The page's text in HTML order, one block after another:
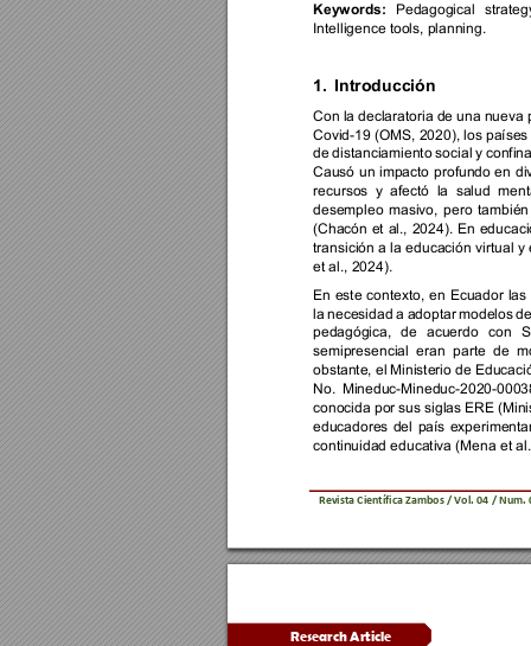
Revista Científica Zambos / Vol. 04 / Num.
Keywords: Pedagogical
Intelligence tools, planning.
1. Introd ucción
Con la declaratoria de una nueva
Covid-19 (OMS, 2020), los países
de distanciamiento social y
Causó un impacto profundo en
recursos y afectó la salud
desempleo masivo, pero
(Chacón et al., 2024). En
transición a la educación virtual y
et al., 2024).
En este contexto, en Ecuador las
la necesidad a adoptar modelos
pedagógica,
de acuerdo con
semipresencial eran parte de
obstante, el Ministerio de
No.
Mineduc-Mineduc-2020-
conocida por sus siglas ERE
educadores del país
continuidad educativa (Mena et
Research Article